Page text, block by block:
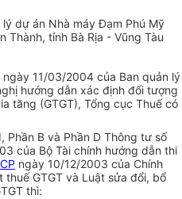
lý dự án Nhà máy Đạm Phú Mỹ
Thành, tỉnh Bà Rịa - Vũng Tàu
11/03/2004 của Ban quản lý
hướng dẫn xác định đối tượng
tăng (GTGT), Tổng cục Thuế có
Phần B và Phần D Thông tư số
của Bộ Tài chính hướng dẫn thi
ngày 10/12/2003 của Chính
GTGT và Luật sửa đổi, bổ
thì: